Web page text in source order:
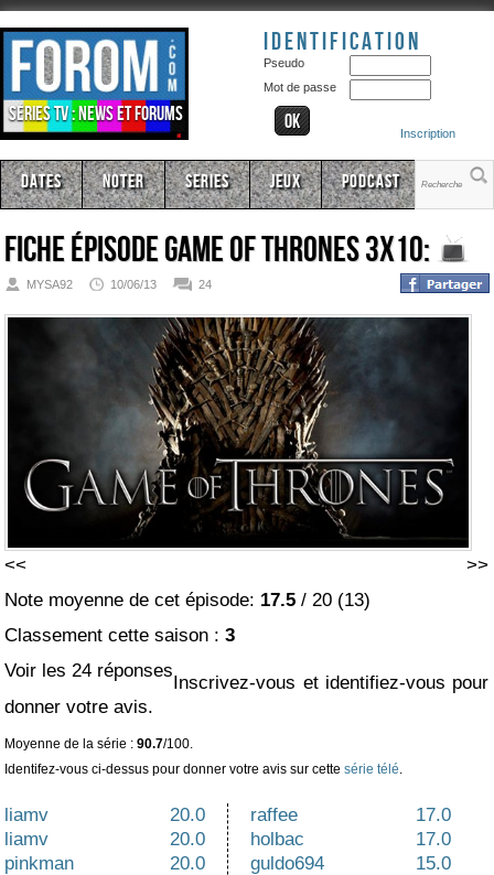
Séries TV : news et forums
Identification
Pseudo
Mot de passe
Inscription
Dates Noter Series Jeux Podcast
Fiche épisodeGame Of Thrones 3x10:
MYSA92 10/06/13 24
<<
>>
Note moyenne de cet épisode: 17.5 / 20 (13)
Classement cette saison :3
Voir les 24 réponses
Inscrivez-vous et identifiez-vous pour
donner votre avis.
Moyenne de la série :90.7/100.
Identifez-vous ci-dessus pour donner votre avis sur cettesérie télé
liamv
20.0
liamv
20.0
pinkman
20.0
raffee
17.0
holbac
17.0
guldo694
15.0